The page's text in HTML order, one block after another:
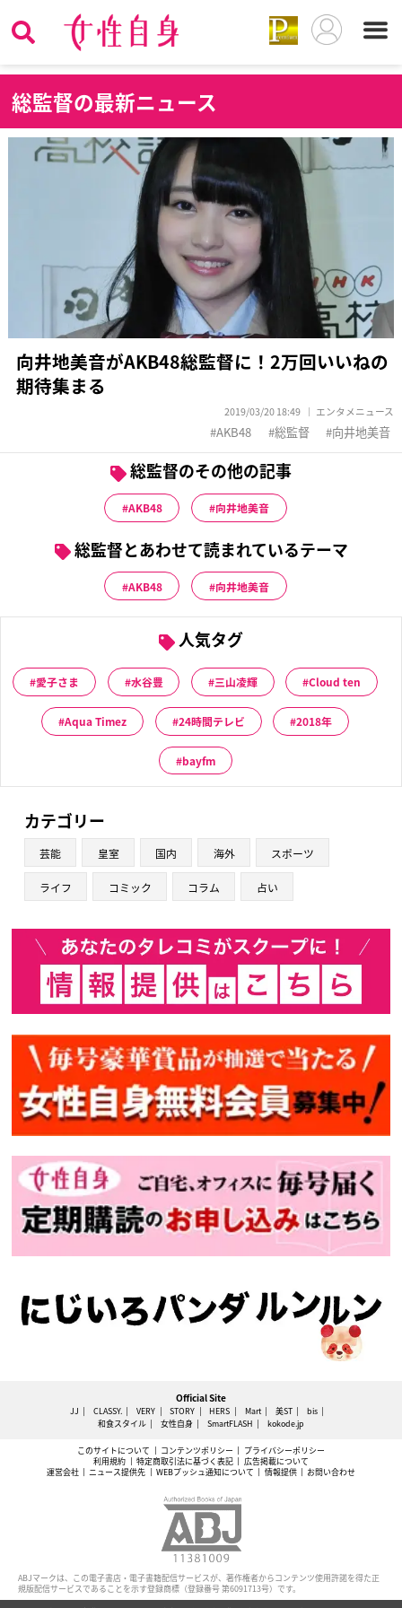
総監督の最新ニュース
向井地美音がAKB48総監督に！2万回いいねの
期待集まる
2019/03/20 18:49 エンタメニュース
AKB48 総監督 向井地美音
総監督のその他の記事
AKB48 向井地美音
総監督とあわせて読まれているテーマ
AKB48 向井地美音
人気タグ
愛子さま 水谷豊 三山凌輝 Cloud ten
Aqua Timez 24時間テレビ 2018年
bayfm
カテゴリー
芸能 皇室 国内 海外 スポーツ
ライフ コミック コラム 占い
Official Site
JJ CLASSY. VERY STORY HERS Mart 美ST
bis
和食スタイル
女性自身 SmartFLASH kokode.jp
このサイトについて コンテンツポリシー
プライバシーポリシー
利用規約
特定商取引法に基づく表記
広告掲載について
運営会社
ニュース提供先 WEBプッシュ通知について 情報提供 お問い合わせ
ABJマークは、この電子書店・電子書籍配信サービスが、著作権者からコンテンツ使用許諾を得た正
規版配信サービスであることを示す登録商標（登録番号 第6091713号）です。